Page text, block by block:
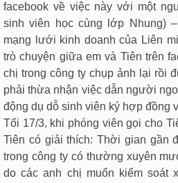
facebook về việc này với một
sinh viên học cùng lớp Nhung)
mạng lưới kinh doanh của Liên
trò chuyện giữa em và Tiên trên
chị trong công ty chụp ảnh lại rồi
phải thừa nhận việc dẫn người
động dụ dỗ sinh viên ký hợp đồng
Tối 17/3, khi phóng viên gọi cho
Tiên có giải thích: Thời gian gần
trong công ty có thường xuyên
do các anh chị muốn kiểm soát